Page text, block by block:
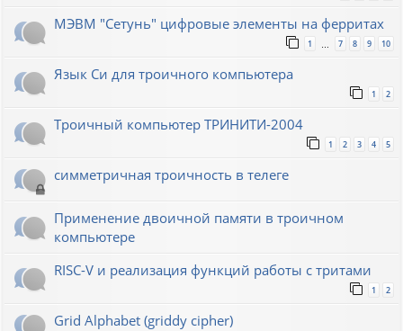
МЭВМ "Сетунь" цифровые элементы на ферритах
1 … 7 8 9 10
Язык Си для троичного компьютера
1 2
Троичный компьютер ТРИНИТИ-2004
1 2 3 4 5
симметричная троичность в телеге
Применение двоичной памяти в троичном
компьютере
RISC-V и реализация функций работы с тритами
1 2
Grid Alphabet (griddy cipher)